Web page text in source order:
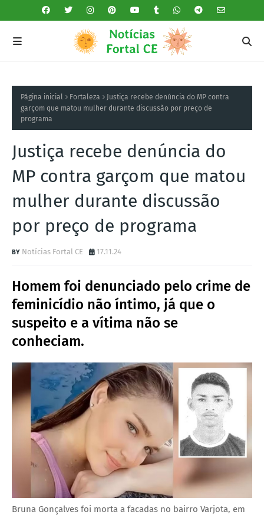
Página inicial Fortaleza
Justiça recebe denúncia do MP contra
garçom que matou mulher durante discussão por preço de
programa
Justiça recebe denúncia do
MP contra garçom que matou
mulher durante discussão
por preço de programa
Notícias Fortal CE 17.11.24
Homem foi denunciado pelo crime de
feminicídio não íntimo, já que o
suspeito e a vítima não se
conheciam.
Bruna Gonçalves foi morta a facadas no bairro Varjota, em